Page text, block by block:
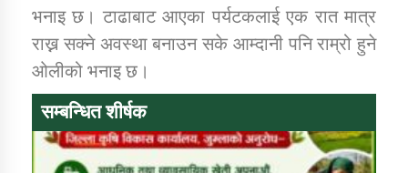
तातोपानी गाउँपालिका जुम्लाको महिला तथा लैङ्गिक हिंसा
सम्बन्धी सूचना सन्देश
तातोपानी गाउँपालिका जुम्लाको महिनावारी सम्बन्धिकाे
तातोपानी गाउँपालिका जुम्लाको सूचना
भनाइ छ। टाढाबाट आएका पर्यटकलाई एक रात मात्र
राख्न सक्ने अवस्था बनाउन सके आम्दानी पनि राम्रो हुने
ओलीको भनाइ छ।
सम्बन्धित शीर्षक